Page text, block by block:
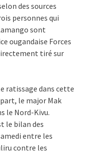
des sources
personnes qui
sont
ougandaise Forces
tiré sur
ratissage dans cette
le major Mak
le Nord-Kivu.
le bilan des
entre les
contre les